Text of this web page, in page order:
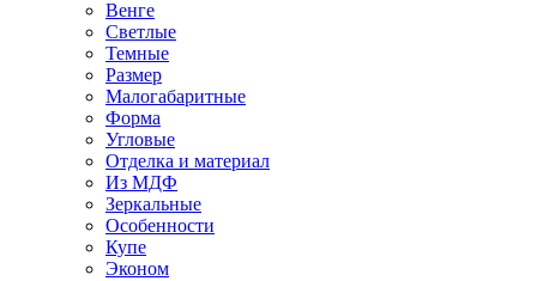
Венге
Светлые
Темные
Размер
Малогабаритные
Форма
Угловые
Отделка и материал
Из МДФ
Зеркальные
Особенности
Купе
Эконом